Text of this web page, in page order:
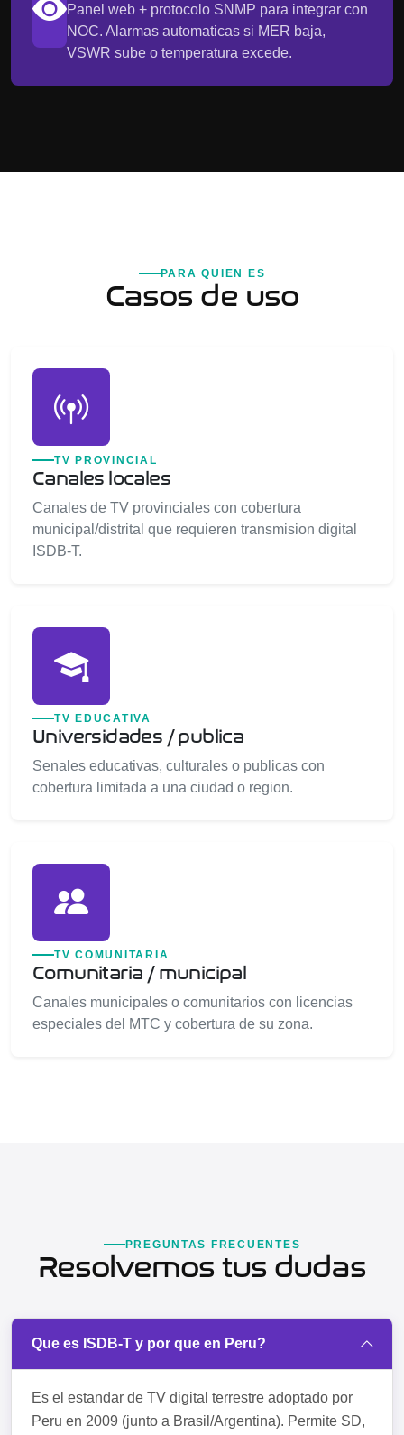
Panel web + protocolo SNMP para integrar con
NOC. Alarmas automaticas si MER baja,
VSWR sube o temperatura excede.
PARA QUIEN ES
Casos de uso
TV PROVINCIAL
Canales locales
Canales de TV provinciales con cobertura
municipal/distrital que requieren transmision digital
ISDB-T.
TV EDUCATIVA
Universidades / publica
Senales educativas, culturales o publicas con
cobertura limitada a una ciudad o region.
TV COMUNITARIA
Comunitaria / municipal
Canales municipales o comunitarios con licencias
especiales del MTC y cobertura de su zona.
PREGUNTAS FRECUENTES
Resolvemos tus dudas
Que es ISDB-T y por que en Peru?
Es el estandar de TV digital terrestre adoptado por
Peru en 2009 (junto a Brasil/Argentina). Permite SD,